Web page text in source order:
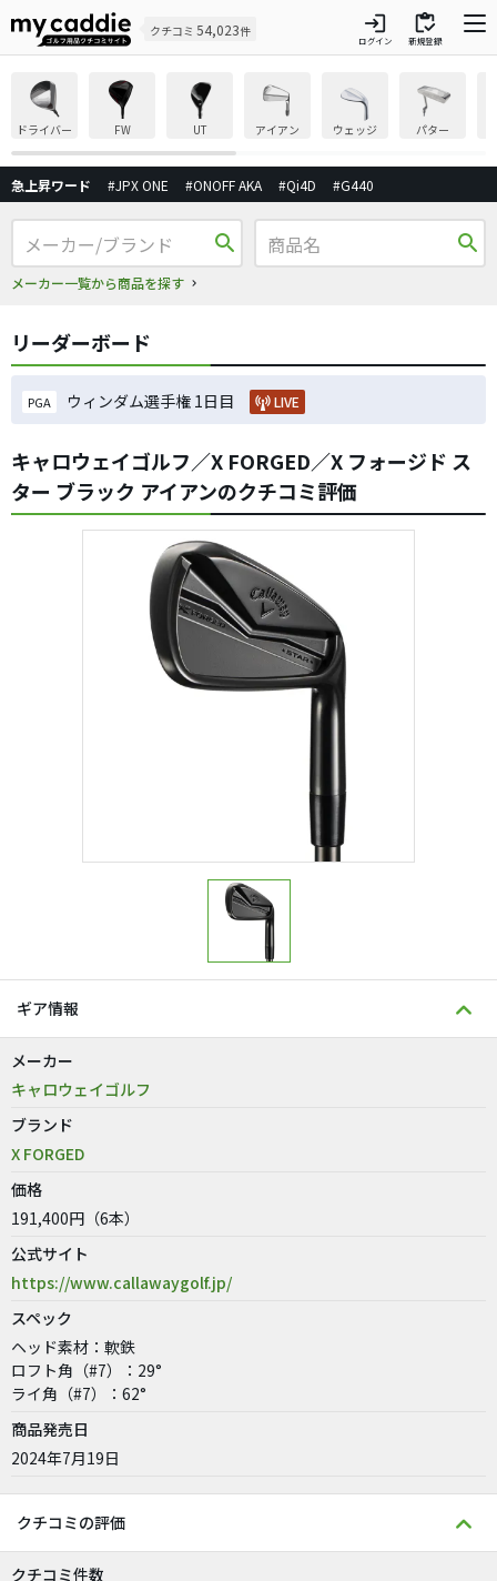
クチコミ 54,023件 login
ログイン
inventory
新規登録
ドライバー FW UT アイアン ウェッジ パター
急上昇ワード #JPX ONE #ONOFF AKA #Qi4D #G440
search
メーカー一覧から商品を探す
search
リーダーボード
PGA ウィンダム選手権 1日目 LIVE
キャロウェイゴルフ／X FORGED／X フォージド ス
ター ブラック アイアンのクチコミ評価
ギア情報
メーカー
キャロウェイゴルフ
ブランド
X FORGED
価格
191,400円（6本）
公式サイト
https://www.callawaygolf.jp/
スペック
ヘッド素材：軟鉄
ロフト角（#7）：29°
ライ角（#7）：62°
商品発売日
2024年7月19日
クチコミの評価
クチコミ件数